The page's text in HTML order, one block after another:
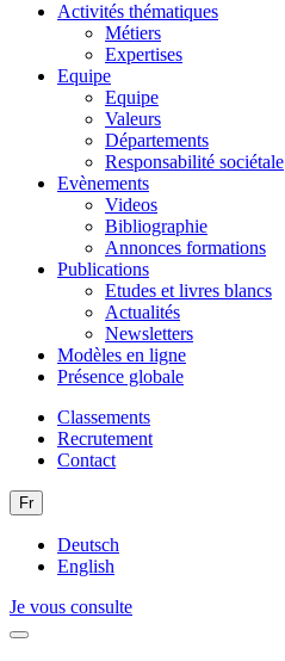
Activités thématiques
Métiers
Expertises
Equipe
Equipe
Valeurs
Départements
Responsabilité sociétale
Evènements
Videos
Bibliographie
Annonces formations
Publications
Etudes et livres blancs
Actualités
Newsletters
Modèles en ligne
Présence globale
Classements
Recrutement
Contact
Fr
Deutsch
English
Je vous consulte